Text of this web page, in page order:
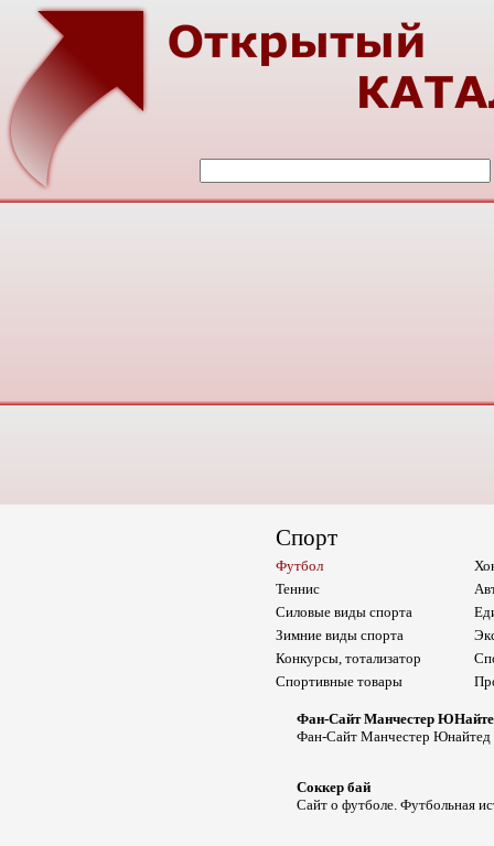
Спорт
Футбол
Теннис
Силовые виды спорта
Зимние виды спорта
Конкурсы, тотализатор
Спортивные товары
Фан-Сайт Манчестер
Фан-Сайт Манчестер Юнайтед -
Соккер бай
Сайт о футболе. Футбольная